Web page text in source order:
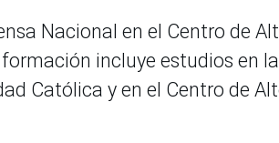
Nacional en el Centro de
incluye estudios en
Católica y en el Centro de